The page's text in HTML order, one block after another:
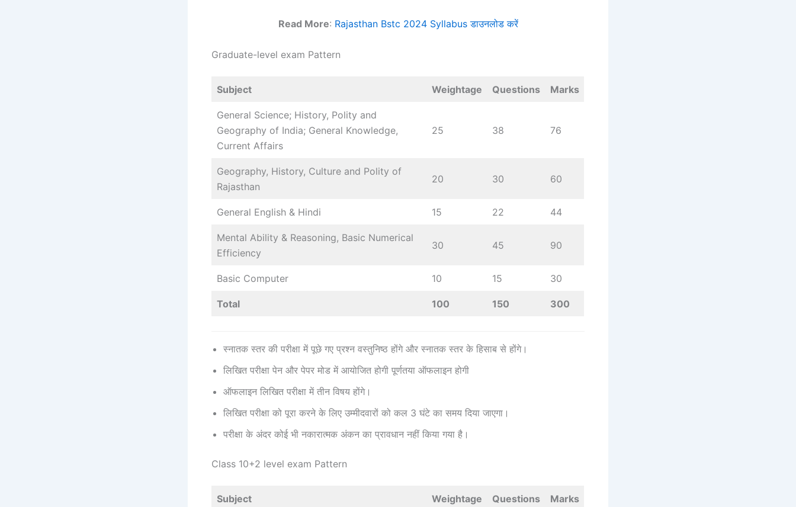
Read More: Rajasthan Bstc 2024 Syllabus डाउनलोड करें
Graduate-level exam Pattern
Subject Weightage Questions Marks
General Science; History, Polity and
Geography of India; General Knowledge,
Current Affairs
25 38 76
Geography, History, Culture and Polity of
Rajasthan
20 30 60
General English & Hindi 15 22 44
Mental Ability & Reasoning, Basic Numerical
Efficiency
30 45 90
Basic Computer 10 15 30
Total 100 150 300
स्नातक स्तर की परीक्षा में पूछे गए प्रश्न वस्तुनिष्ठ होंगे और स्नातक स्तर के हिसाब से होंगे।
लिखित परीक्षा पेन और पेपर मोड में आयोजित होगी पूर्णतया ऑफलाइन होगी
ऑफलाइन लिखित परीक्षा में तीन विषय होंगे।
लिखित परीक्षा को पूरा करने के लिए उम्मीदवारों को कल 3 घंटे का समय दिया जाएगा।
परीक्षा के अंदर कोई भी नकारात्मक अंकन का प्रावधान नहीं किया गया है।
Class 10+2 level exam Pattern
Subject Weightage Questions Marks